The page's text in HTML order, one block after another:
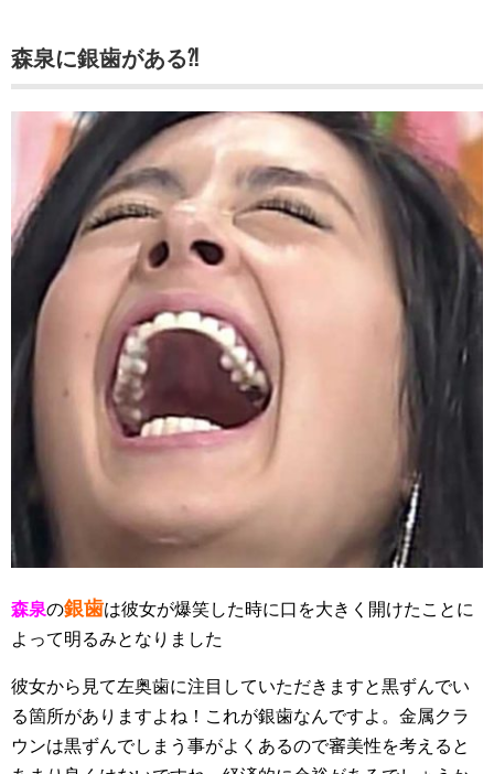
森泉に銀歯がある⁈
森泉の銀歯は彼女が爆笑した時に口を大きく開けたことに
よって明るみとなりました
彼女から見て左奥歯に注目していただきますと黒ずんでい
る箇所がありますよね！これが銀歯なんですよ。金属クラ
ウンは黒ずんでしまう事がよくあるので審美性を考えると